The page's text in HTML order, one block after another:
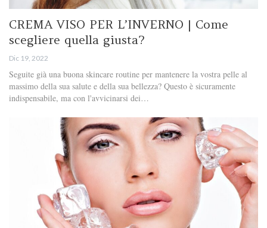
CREMA VISO PER L’INVERNO | Come
scegliere quella giusta?
Dic 19, 2022
Seguite già una buona skincare routine per mantenere la vostra pelle al
massimo della sua salute e della sua bellezza? Questo è sicuramente
indispensabile, ma con l'avvicinarsi dei…